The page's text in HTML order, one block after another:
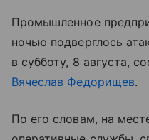
Промышленное
ночью подверглось
в субботу, 8 августа,
Вячеслав Федорищев.
По его словам, на